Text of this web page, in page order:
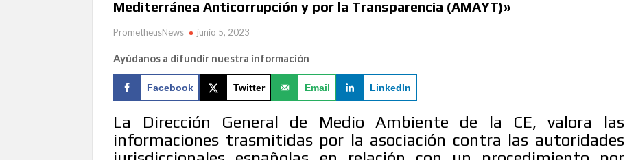
LOS GUARDIANES DEL GUADALQUIVIR: EL ACTIVISMO QUE SE ENFRENTA AL ECOCIDIO DE
¡Aquí estamos con nuevo formato!
Martín Rodríguez Márquez (ASEPUCAR) alerta sobre el impacto real de las macrogranjas en el Levante
almeriense
«La gran clavada popular» por Topolino Almería
El algoritmo indomable: La Inteligencia Artificial como el nuevo folclore de la resistencia.
The Human Element & Biological Risk: A Perceptual Audit for Marine Insurers in the Strait of Gibraltar.
Mediterránea Anticorrupción y por la Transparencia (AMAYT)»
PrometheusNews junio 5, 2023
Ayúdanos a difundir nuestra información
Facebook Twitter Email LinkedIn
La Dirección General de Medio Ambiente de la CE, valora las
informaciones trasmitidas por la asociación contra las autoridades